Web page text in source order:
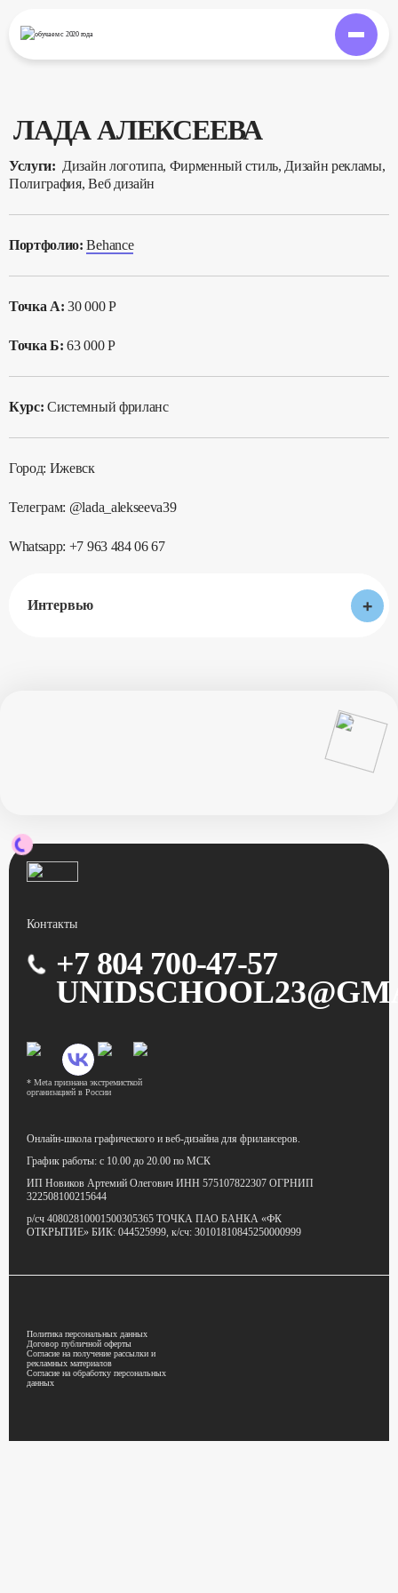
обучаемс 2020 года
ЛАДА АЛЕКСЕЕВА
Услуги: Дизайн логотипа, Фирменный стиль, Дизайн рекламы,
Полиграфия, Веб дизайн
Портфолио:Behance
Точка А: 30 000 Р
Точка Б: 63 000 Р
Курс:Системный фриланс
Город: Ижевск
Телеграм: @lada_alekseeva39
Whatsapp: +7 963 484 06 67
Интервью +
Контакты
+7 804 700-47-57
* Meta признана экстремисткой
организацией в России
Онлайн-школа графического и веб-дизайна для фрилансеров.
График работы: с 10.00 до 20.00 по МСК
ИП Новиков Артемий Олегович ИНН 575107822307 ОГРНИП
322508100215644
р/сч 40802810001500305365 ТОЧКА ПАО БАНКА «ФК
ОТКРЫТИЕ» БИК: 044525999, к/сч: 30101810845250000999
Политика персональных данных
Договор публичной оферты
Согласие на получение рассылки и
рекламных материалов
Согласие на обработку персональных
данных